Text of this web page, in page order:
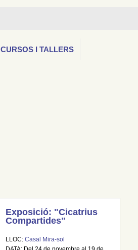
CURSOS I TALLERS
Exposició: "Cicatrius
Compartides"
LLOC:Casal Mira-sol